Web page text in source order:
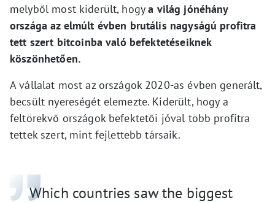
melyből most kiderült, hogya világ jónéhány
országa az elmúlt évben brutális nagyságú profitra
tett szert bitcoinba való befektetéseiknek
köszönhetően.
A vállalat most az országok 2020-as évben generált,
becsült nyereségét elemezte. Kiderült, hogy a
feltörekvő országok befektetői jóval több profitra
tettek szert, mint fejlettebb társaik.
Which countries saw the biggest